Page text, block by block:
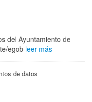
del Ayuntamiento de
egob leer más
de datos